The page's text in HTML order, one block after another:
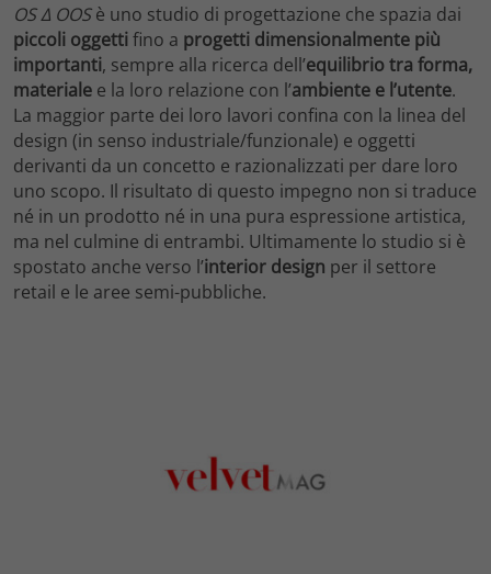
OS ∆ OOSè uno studio di progettazione che spazia dai
piccoli oggettifino a progetti dimensionalmente più
importanti, sempre alla ricerca dell’equilibrio tra forma,
materiale e la loro relazione con l’ambiente e l’utente.
La maggior parte dei loro lavori confina con la linea del
design (in senso industriale/funzionale) e oggetti
derivanti da un concetto e razionalizzati per dare loro
uno scopo. Il risultato di questo impegno non si traduce
né in un prodotto né in una pura espressione artistica,
ma nel culmine di entrambi. Ultimamente lo studio si è
spostato anche verso l’interior design per il settore
retail e le aree semi-pubbliche.